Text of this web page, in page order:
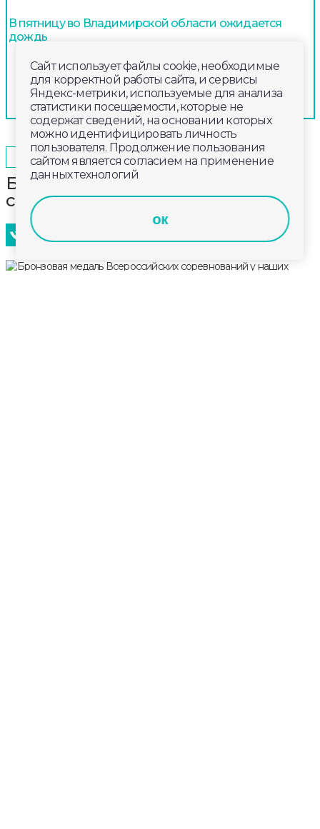
В пятницу во Владимирской области ожидается
дождь
ОБЩЕСТВО 2025-08-21 08:00
Бронзовая медаль Всероссийских
соревнований у наших стрелков
Сайт использует файлы cookie, необходимые
для корректной работы сайта, и сервисы
Яндекс-метрики, используемые для анализа
статистики посещаемости, которые не
содержат сведений, на основании которых
можно идентифицировать личность
пользователя. Продолжение пользования
сайтом является согласием на применение
данных технологий
ок